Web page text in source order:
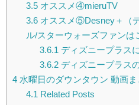
3.5オススメ④mieruTV
3.6オススメ⑤Desney＋（
ル/スターウォーズファンは
3.6.1 ディズニープラス
3.6.2ディズニープラス
4 水曜日のダウンタウン 動画ま
4.1 Related Posts